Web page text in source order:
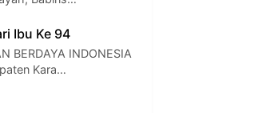
Ibu Ke 94
BERDAYA INDONESIA
Kara…